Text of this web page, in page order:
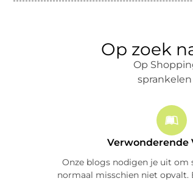
Op zoek
Op
Verwonderende
Onze blogs nodigen je uit om
normaal misschien niet opvalt.